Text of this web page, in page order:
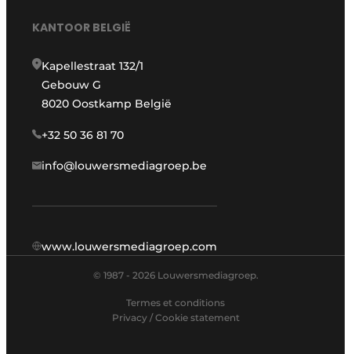
KANTOOR BELGIË
Kapellestraat 132/1
Gebouw G
8020 Oostkamp België
+32 50 36 81 70
info@louwersmediagroep.be
www.louwersmediagroep.com
© 1987 - 2026 Louwersmediagroep.
Termes et conditions
Privacy / Cookie statement